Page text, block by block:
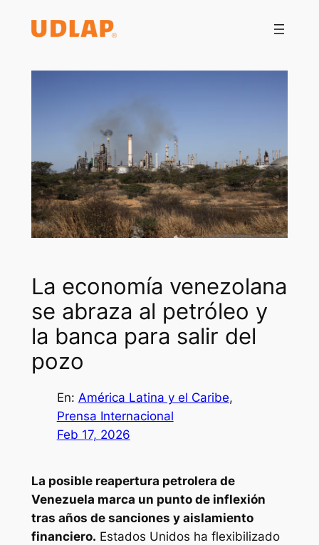
La economía venezolana
se abraza al petróleo y
la banca para salir del
pozo
En: América Latina y el Caribe
Prensa Internacional
Feb 17, 2026
La posible reapertura petrolera de
Venezuela marca un punto de inflexión
tras años de sanciones y aislamiento
financiero. Estados Unidos ha flexibilizado